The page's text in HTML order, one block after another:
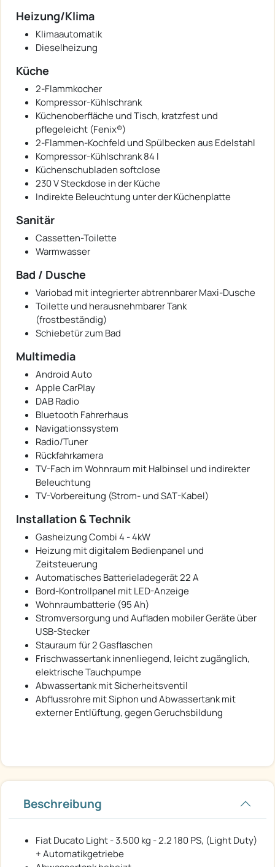
Heizung/Klima
Klimaautomatik
Dieselheizung
Küche
2-Flammkocher
Kompressor-Kühlschrank
Küchenoberfläche und Tisch, kratzfest und
pflegeleicht (Fenix®)
2-Flammen-Kochfeld und Spülbecken aus Edelstahl
Kompressor-Kühlschrank 84 l
Küchenschubladen softclose
230 V Steckdose in der Küche
Indirekte Beleuchtung unter der Küchenplatte
Sanitär
Cassetten-Toilette
Warmwasser
Bad / Dusche
Variobad mit integrierter abtrennbarer Maxi-Dusche
Toilette und herausnehmbarer Tank
(frostbeständig)
Schiebetür zum Bad
Multimedia
Android Auto
Apple CarPlay
DAB Radio
Bluetooth Fahrerhaus
Navigationssystem
Radio/Tuner
Rückfahrkamera
TV-Fach im Wohnraum mit Halbinsel und indirekter
Beleuchtung
TV-Vorbereitung (Strom- und SAT-Kabel)
Installation & Technik
Gasheizung Combi 4 - 4kW
Heizung mit digitalem Bedienpanel und
Zeitsteuerung
Automatisches Batterieladegerät 22 A
Bord-Kontrollpanel mit LED-Anzeige
Wohnraumbatterie (95 Ah)
Stromversorgung und Aufladen mobiler Geräte über
USB-Stecker
Stauraum für 2 Gasflaschen
Frischwassertank innenliegend, leicht zugänglich,
elektrische Tauchpumpe
Abwassertank mit Sicherheitsventil
Abflussrohre mit Siphon und Abwassertank mit
externer Entlüftung, gegen Geruchsbildung
Beschreibung
Fiat Ducato Light - 3.500 kg - 2.2 180 PS, (Light Duty)
+ Automatikgetriebe